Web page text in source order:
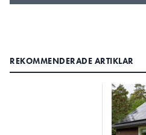
REKOMMENDERADE ARTIKLAR